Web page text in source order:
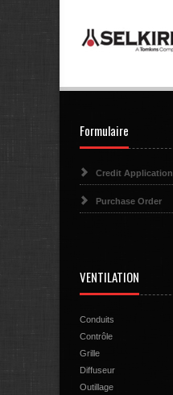
Formulaire
Credit Application
Purchase Order
VENTILATION
Conduits
Contrôle
Grille
Diffuseur
Outillage